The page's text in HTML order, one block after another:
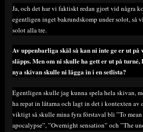
Ja, och det har vi faktiskt redan gjort vid några
egentligen inget bakrundskomp under solot, så
solot alla tre.
Av uppenbarliga skäl så kan ni inte ge er ut
släpps. Men om ni skulle ha gett er ut på
nya skivan skulle ni lägga in i en setlista?
Egentligen skulle jag kunna spela hela skivan,
ha repat in låtarna och lagt in det i kontexten av
viktigt så skulle mina fyra förstaval bli ”To
apocalypse”, ”Overnight sensation” och ”The